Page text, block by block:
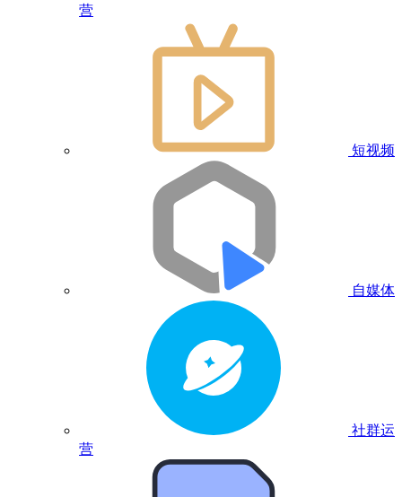
营
短视频
自媒体
社群运
营